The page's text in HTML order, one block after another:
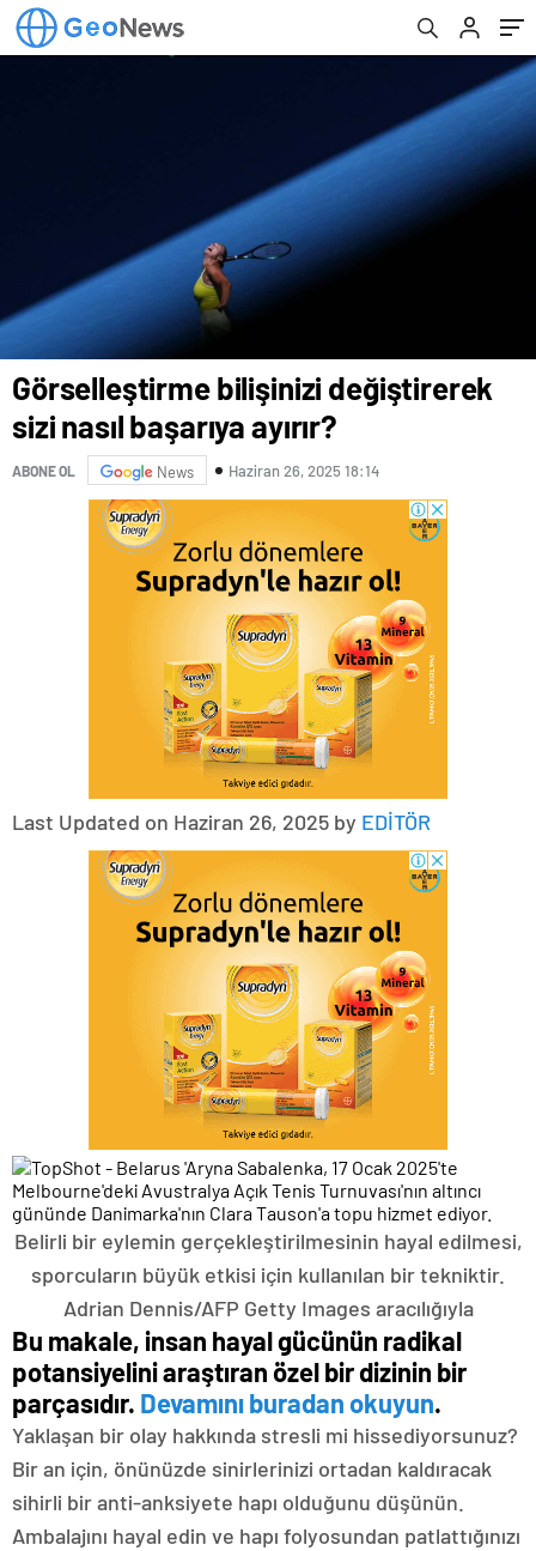
Görselleştirme bilişinizi değiştirerek
sizi nasıl başarıya ayırır?
ABONE OL News Haziran 26, 2025 18:14
Last Updated on Haziran 26, 2025 by EDİTÖR
Belirli bir eylemin gerçekleştirilmesinin hayal edilmesi,
sporcuların büyük etkisi için kullanılan bir tekniktir.
Adrian Dennis/AFP Getty Images aracılığıyla
Bu makale, insan hayal gücünün radikal
potansiyelini araştıran özel bir dizinin bir
parçasıdır. Devamını buradan okuyun.
Yaklaşan bir olay hakkında stresli mi hissediyorsunuz?
Bir an için, önünüzde sinirlerinizi ortadan kaldıracak
sihirli bir anti-anksiyete hapı olduğunu düşünün.
Ambalajını hayal edin ve hapı folyosundan patlattığınızı